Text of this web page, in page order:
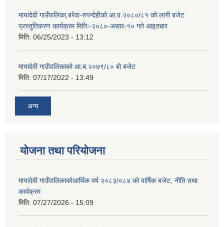
मायादेवी गाउँपालिका,बरेवा-रुपन्देहीको आ.व.२०८०/८१ को लागी बजेट
प्रस्तुतिकरण कार्यक्रम मितिः-२०८०-असार-१० गते आइतबार
मिति: 06/25/2023 - 13:12
मायादेवी गाउँपालिकाको आ.ब.२०७९/८० बो बजेट
मिति: 07/17/2022 - 13:49
अन्य
योजना तथा परियोजना
मायादेवी गाउँपालिकाकोआर्थिक वर्ष २०८३/०८४ को वार्षिक बजेट, नीति तथा
कार्यक्रम
मिति: 07/27/2026 - 15:09